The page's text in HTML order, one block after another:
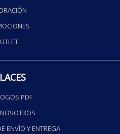
PDF
ENVÍO Y ENTREGA